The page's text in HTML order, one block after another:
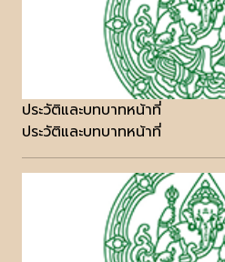
ประวัติและบทบาทหน้าที่
ประวัติและบทบาทหน้าที่